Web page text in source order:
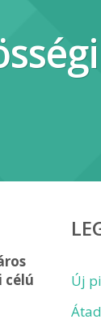
célú
Új